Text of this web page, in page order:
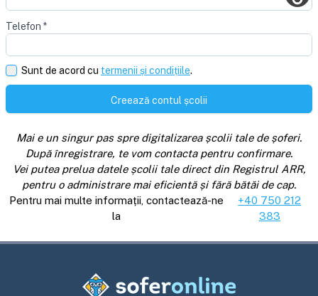
Telefon *
Sunt de acord cu termenii și condițiile.
Creează contul școlii
Mai e un singur pas spre digitalizarea școlii tale de șoferi.
După înregistrare, te vom contacta pentru confirmare.
Vei putea prelua datele școlii tale direct din Registrul ARR,
pentru o administrare mai eficientă și fără bătăi de cap.
Pentru mai multe informații, contactează-ne
la
+40 750 212
383